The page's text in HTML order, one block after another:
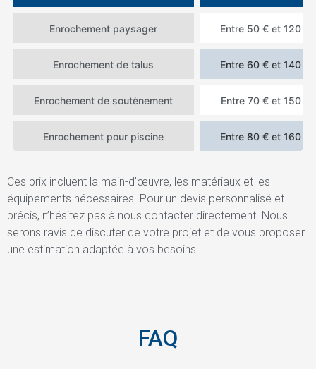
Enrochement paysager Entre 50 € et 120 €
Enrochement de talus Entre 60 € et 140 €
Enrochement de soutènement Entre 70 € et 150 €
Enrochement pour piscine Entre 80 € et 160 €
Ces prix incluent la main-d’œuvre, les matériaux et les
équipements nécessaires. Pour un devis personnalisé et
précis, n’hésitez pas à nous contacter directement. Nous
serons ravis de discuter de votre projet et de vous proposer
une estimation adaptée à vos besoins.
FAQ